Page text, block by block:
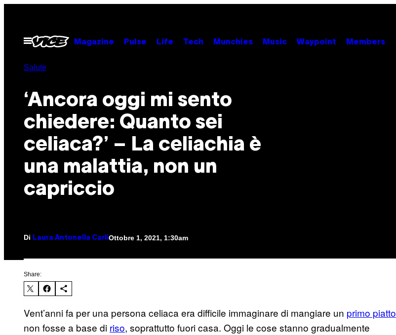
contenuto
Apri
Magazine Pulse Life Tech Munchies Music Waypoint Members
Salute
‘Ancora oggi mi sento
chiedere: Quanto sei
celiaca?’ – La celiachia è
una malattia, non un
capriccio
Di Laura Antonella Carli Ottobre 1, 2021, 1:30am
Share:
Vent’anni fa per una persona celiaca era difficile immaginare di mangiare un primo piatto
non fosse a base di riso, soprattutto fuori casa. Oggi le cose stanno gradualmente